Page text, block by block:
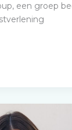
een groep